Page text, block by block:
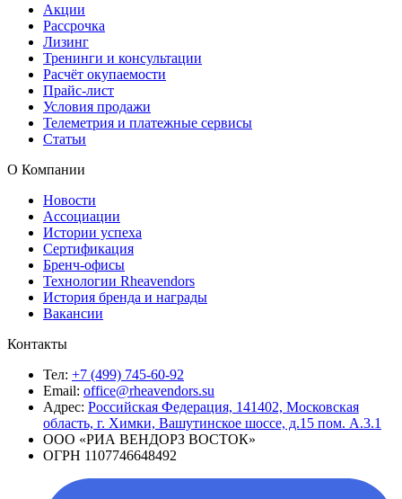
Акции
Рассрочка
Лизинг
Тренинги и консультации
Расчёт окупаемости
Прайс-лист
Условия продажи
Телеметрия и платежные сервисы
Статьи
О Компании
Новости
Ассоциации
Истории успеха
Сертификация
Бренч-офисы
Технологии Rheavendors
История бренда и награды
Вакансии
Контакты
Тел: +7 (499) 745-60-92
Email: office@rheavendors.su
Адрес: Российская Федерация, 141402, Московская
область, г. Химки, Вашутинское шоссе, д.15 пом. А.3.1
ООО «РИА ВЕНДОРЗ ВОСТОК»
ОГРН 1107746648492